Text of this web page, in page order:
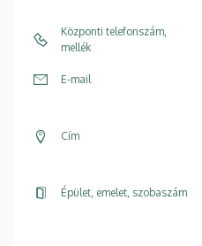
Központi telefonszám,
mellék
E-mail
Cím
Épület, emelet, szobaszám